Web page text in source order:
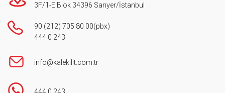
3F/1-E Blok 34396 Sarıyer/İstanbul
90 (212) 705 80 00(pbx)
444 0 243
info@kalekilit.com.tr
444 0 243